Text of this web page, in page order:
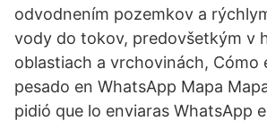
odvodnením pozemkov a
vody do tokov, predovšetkým v
oblastiach a vrchovinách, Cómo
pesado en WhatsApp Mapa
pidió que lo enviaras WhatsApp